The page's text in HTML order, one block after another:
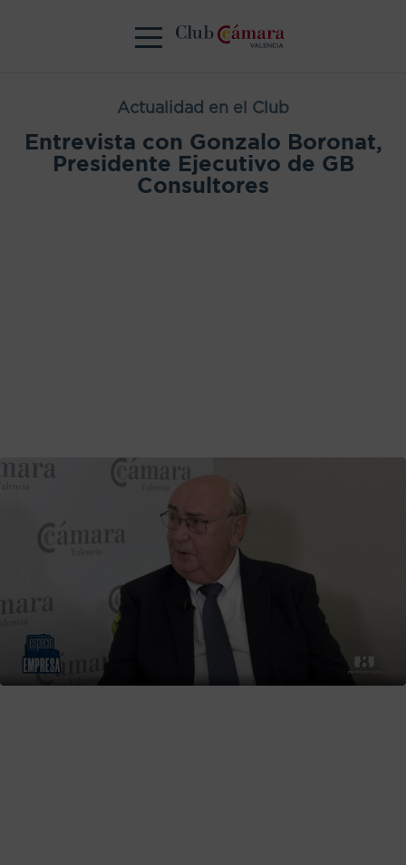
Actualidad en el Club
Entrevista con Gonzalo Boronat,
Presidente Ejecutivo de GB
Consultores